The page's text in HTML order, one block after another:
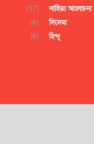
(37)
(6)
(6)
সাহিত্য আলোচনা
সিনেমা
হিন্দু